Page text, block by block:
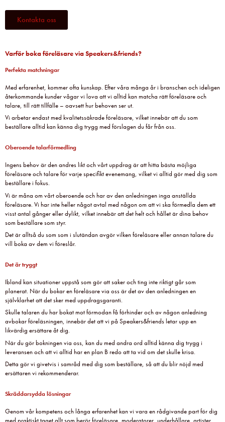
Kontakta oss
Varför boka föreläsare via Speakers&friends?
Perfekta matchningar
Med erfarenhet, kommer ofta kunskap. Efter våra många år i branschen och ideligen
återkommande kunder vågar vi lova att vi alltid kan matcha rätt föreläsare och
talare, till rätt tillfälle – oavsett hur behoven ser ut.
Vi arbetar endast med kvalitetssäkrade föreläsare, vilket innebär att du som
beställare alltid kan känna dig trygg med förslagen du får från oss.
Oberoende talarförmedling
Ingens behov är den andres likt och vårt uppdrag är att hitta bästa möjliga
föreläsare och talare för varje specifikt evenemang, vilket vi alltid gör med dig som
beställare i fokus.
Vi är måna om vårt oberoende och har av den anledningen inga anställda
föreläsare. Vi har inte heller något avtal med någon om att vi ska förmedla dem ett
visst antal gånger eller dylikt, vilket innebär att det helt och hållet är dina behov
som beställare som styr.
Det är alltså du som som i slutändan avgör vilken föreläsare eller annan talare du
vill boka av dem vi föreslår.
Det är tryggt
Ibland kan situationer uppstå som gör att saker och ting inte riktigt går som
planerat. När du bokar en föreläsare via oss är det av den anledningen en
självklarhet att det sker med uppdragsgaranti.
Skulle talaren du har bokat mot förmodan få förhinder och av någon anledning
avbokar föreläsningen, innebär det att vi på Speakers&friends letar upp en
likvärdig ersättare åt dig.
När du gör bokningen via oss, kan du med andra ord alltid känna dig trygg i
leveransen och att vi alltid har en plan B redo att ta vid om det skulle krisa.
Detta gör vi givetvis i samråd med dig som beställare, så att du blir nöjd med
ersättaren vi rekommenderar.
Skräddarsydda lösningar
Genom vår kompetens och långa erfarenhet kan vi vara en rådgivande part för dig